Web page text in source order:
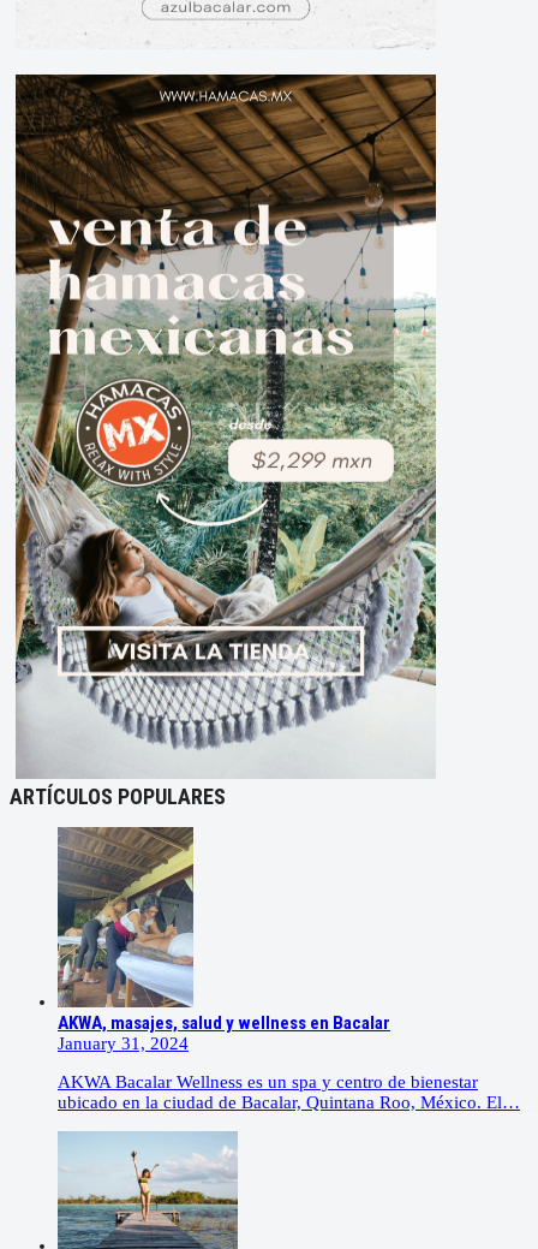
ARTÍCULOS POPULARES
AKWA, masajes, salud y wellness en Bacalar
January 31, 2024
AKWA Bacalar Wellness es un spa y centro de bienestar
ubicado en la ciudad de Bacalar, Quintana Roo, México. El…